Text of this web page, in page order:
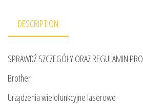
DESCRIPTION
SPRAWDŹ SZCZEGÓŁY ORAZ REGULAMIN
Brother
Urządzenia wielofunkcyjne laserowe